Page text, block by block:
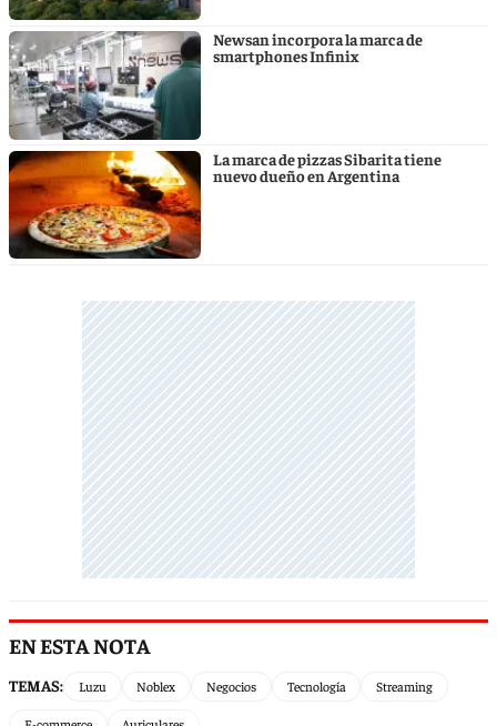
Newsan incorpora la marca de
smartphones Infinix
La marca de pizzas Sibarita tiene
nuevo dueño en Argentina
EN ESTA NOTA
TEMAS: Luzu Noblex Negocios Tecnología Streaming